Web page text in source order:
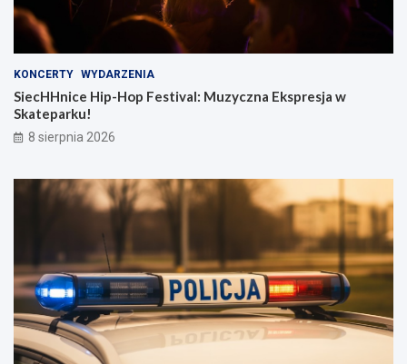
KONCERTY WYDARZENIA
SiecHHnice Hip-Hop Festival: Muzyczna Ekspresja w
Skateparku!
8 sierpnia 2026